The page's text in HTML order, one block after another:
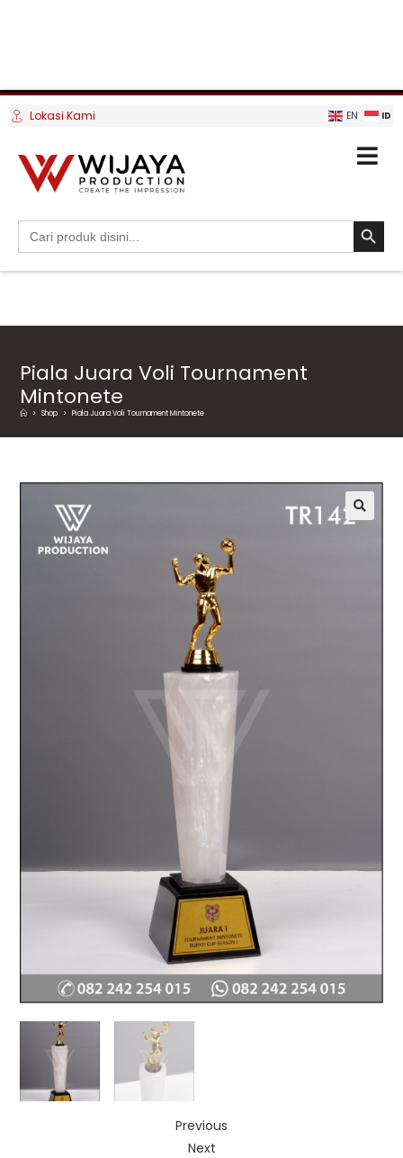
Lokasi Kami EN ID
Search
for:
SEARCH
Piala Juara Voli Tournament
Mintonete
> Shop > Piala Juara Voli Tournament Mintonete
Previous
Next